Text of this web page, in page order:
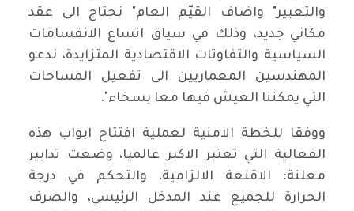
والتعبير" واضاف القيّم العام" نحتاج الى عقد
مكاني جديد، وذلك في سياق اتساع الانقسامات
السياسية والتفاوتات الاقتصادية المتزايدة، ندعو
المهندسين المعماريين الى تفعيل المساحات
التي يمكننا العيش فيها معا بسخاء".
ووفقا للخطة الامنية لعملية افتتاح ابواب هذه
الفعالية التي تعتبر الاكبر عالميا، وضعت تدابير
معلنة: الاقنعة الالزامية، والتحكم في درجة
الحرارة للجميع عند المدخل الرئيسي، والصرف